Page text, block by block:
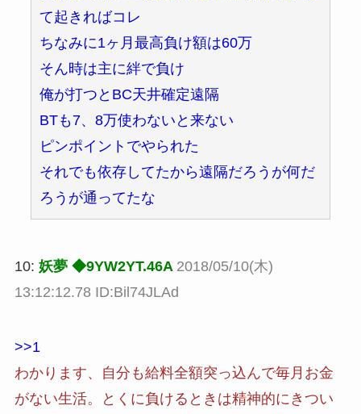
て起きればコレ
ちなみに1ヶ月最高負け額は60万
そん時は主に絆で負け
俺が打つとBC天井確定遠隔
BTも7、8万使わないと来ない
ピンポイントでやられた
それでも依存してたから遠隔だろうが何だ
ろうが通ってたな
10: 妖夢 ◆9YW2YT.46A 2018/05/10(木)
13:12:12.78 ID:Bil74JLAd
>>1
わかります、自分も給料全額突っ込んで毎月お金
がない生活。とくに負けるときは精神的にきつい